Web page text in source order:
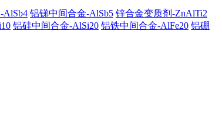
AlSb4 铝锑中间合金-AlSb5 锌合金变质剂-ZnAlTi2
铝硅中间合金-AlSi20 铝铁中间合金-AlFe20 铝硼